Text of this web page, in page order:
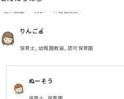
り、研修や勉強会がフルリモートにな
た。
暫く続くこの状況下で、コロナ禍で
の研修を教えてください。
教材研究 ICT 幼稚園教諭
りんご🍎
保育士, 幼稚園教諭, 認可保育園
ぬーそう